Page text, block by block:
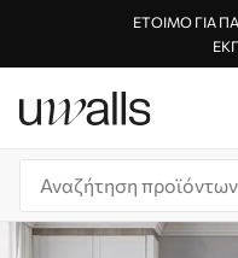
ΈΤΟΙΜΟ ΓΙΑ